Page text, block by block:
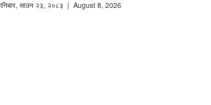
, साउन २३, २०८३ | August 8, 2026